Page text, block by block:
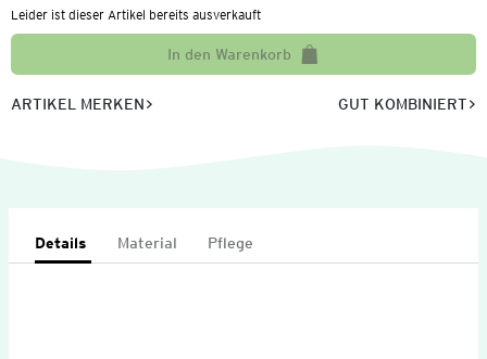
Leider ist dieser Artikel bereits ausverkauft
In den Warenkorb
ARTIKEL MERKEN GUT KOMBINIERT
Details Material Pflege